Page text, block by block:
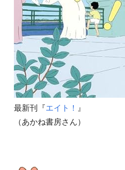
最新刊『エイト！
』
（あかね書房さん）